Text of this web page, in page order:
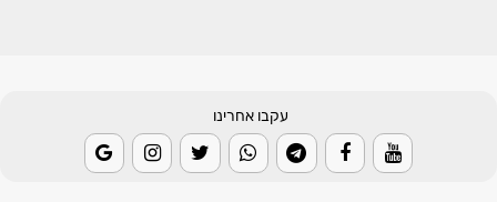
עקבו אחרינו